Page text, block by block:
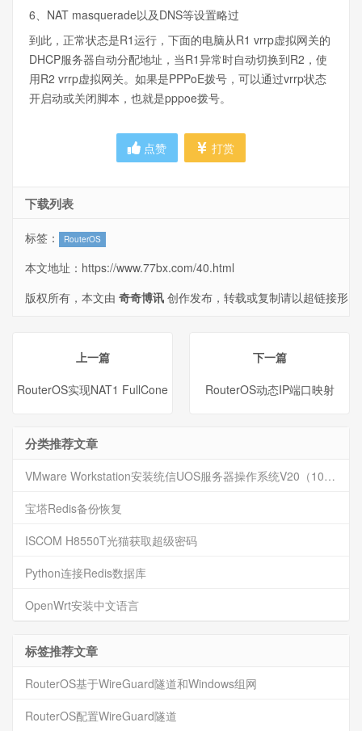
6、NAT masquerade以及DNS等设置略过
到此，正常状态是R1运行，下面的电脑从R1 vrrp虚拟网关的
DHCP服务器自动分配地址，当R1异常时自动切换到R2，使
用R2 vrrp虚拟网关。如果是PPPoE拨号，可以通过vrrp状态
开启动或关闭脚本，也就是pppoe拨号。
点赞 打赏
下载列表
标签： RouterOS
本文地址： https://www.77bx.com/40.html
版权所有，本文由 奇奇博讯 创作发布，转载或复制请以超链接形
上一篇
RouterOS实现NAT1 FullCone
下一篇
RouterOS动态IP端口映射
分类推荐文章
VMware Workstation安装统信UOS服务器操作系统V20（1060）
宝塔Redis备份恢复
ISCOM H8550T光猫获取超级密码
Python连接Redis数据库
OpenWrt安装中文语言
标签推荐文章
RouterOS基于WireGuard隧道和Windows组网
RouterOS配置WireGuard隧道